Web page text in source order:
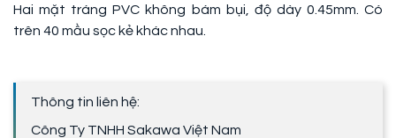
Hai mặt tráng PVC không bám bụi, độ dày 0.45mm. Có
trên 40 mầu sọc kẻ khác nhau.
Thông tin liên hệ:
Công Ty TNHH Sakawa Việt Nam